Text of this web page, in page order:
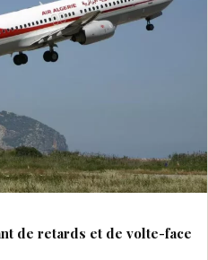
de retards et de volte-face